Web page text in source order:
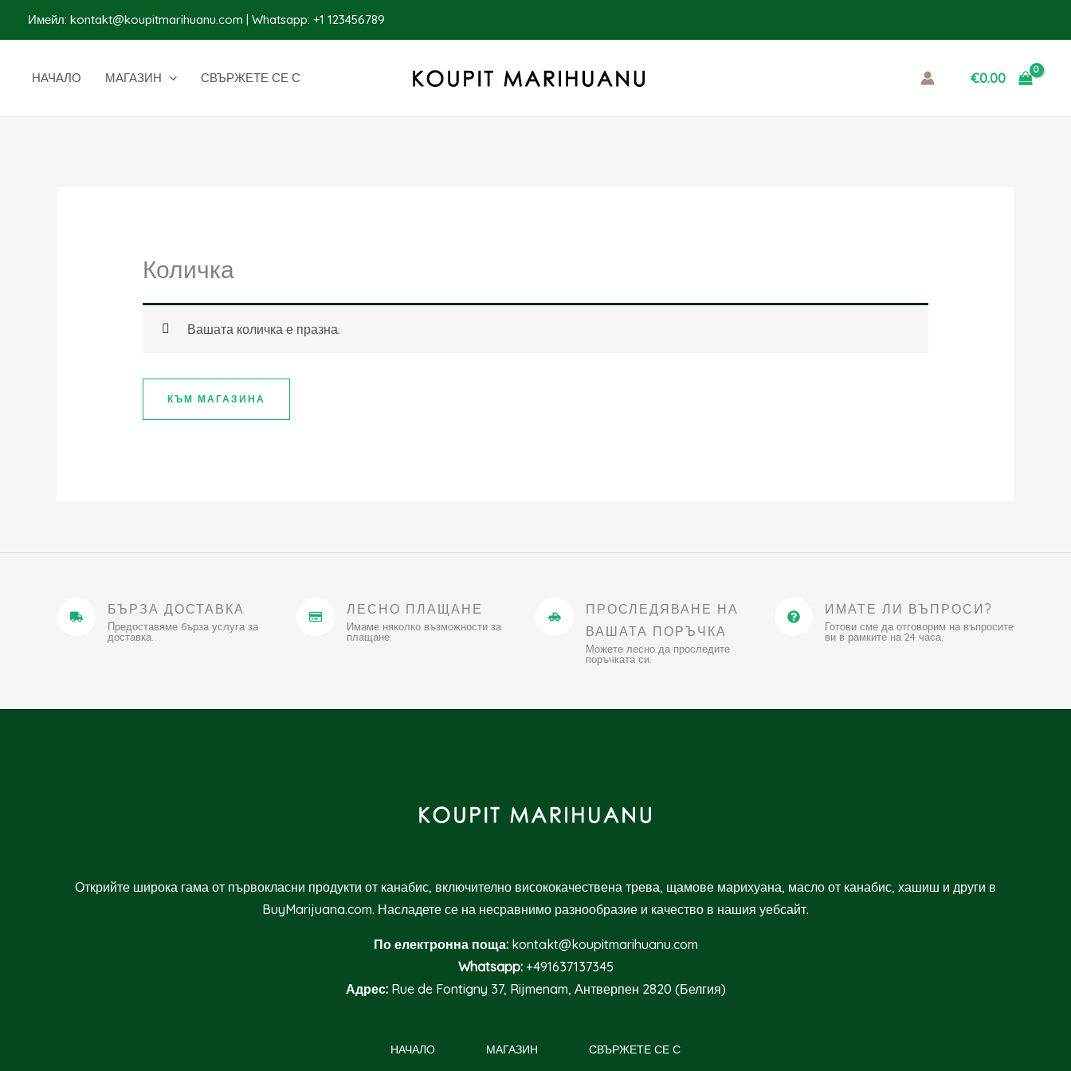
Имейл: kontakt@koupitmarihuanu.com | Whatsapp: +1 123456789
НАЧАЛО МАГАЗИН СВЪРЖЕТЕ СЕ С €0.00
Количка
Вашата количка е празна.
КЪМ МАГАЗИНА
БЪРЗА ДОСТАВКА
Предоставяме бърза услуга за
доставка.
ЛЕСНО ПЛАЩАНЕ
Имаме няколко възможности за
плащане.
ПРОСЛЕДЯВАНЕ НА
ВАШАТА ПОРЪЧКА
Можете лесно да проследите
поръчката си.
ИМАТЕ ЛИ ВЪПРОСИ?
Готови сме да отговорим на въпросите
ви в рамките на 24 часа.
Открийте широка гама от първокласни продукти от канабис, включително висококачествена трева, щамове марихуана, масло от канабис, хашиш и други в
BuyMarijuana.com. Насладете се на несравнимо разнообразие и качество в нашия уебсайт.
По електронна поща: kontakt@koupitmarihuanu.com
Whatsapp:+491637137345
Адрес:Rue de Fontigny 37, Rijmenam, Антверпен 2820 (Белгия)
НАЧАЛО МАГАЗИН СВЪРЖЕТЕ СЕ С